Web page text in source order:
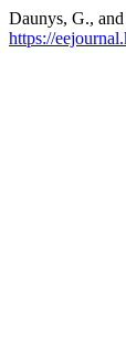
Daunys, G.,
https://